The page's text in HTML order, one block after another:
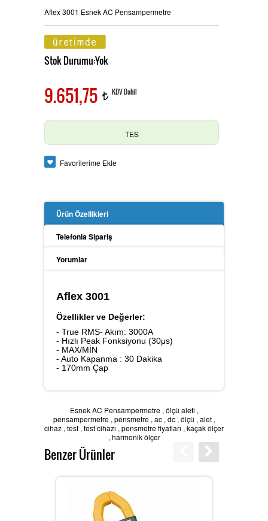
TES ve PROVA Ölçü Aletleri
Pensampermetre
Multimetre
Toprak Megeri
Anemometre
Kalibratör
Karbondioksit Ölçer
Ses Ölçer
OAG Ölçü Aletleri
İletişim
Aflex 3001 Esnek AC Pensampermetre
Stok Durumu:Yok
9.651,75 t KDV Dahil
TES
Favorilerime Ekle
Ürün Özellikleri
Telefonla Sipariş
Yorumlar
Aflex 3001
Özellikler ve Değerler:
- True RMS- Akım: 3000A
- Hızlı Peak Fonksiyonu (30μs)
- MAX/MİN
- Auto Kapanma : 30 Dakika
- 170mm Çap
Esnek AC Pensampermetre, ölçü aleti ,
pensampermetre, pensmetre, ac, dc, ölçü , alet,
cihaz , test , test cihazı , pensmetre fiyatları , kaçak ölçer
, harmonik ölçer
Benzer Ürünler